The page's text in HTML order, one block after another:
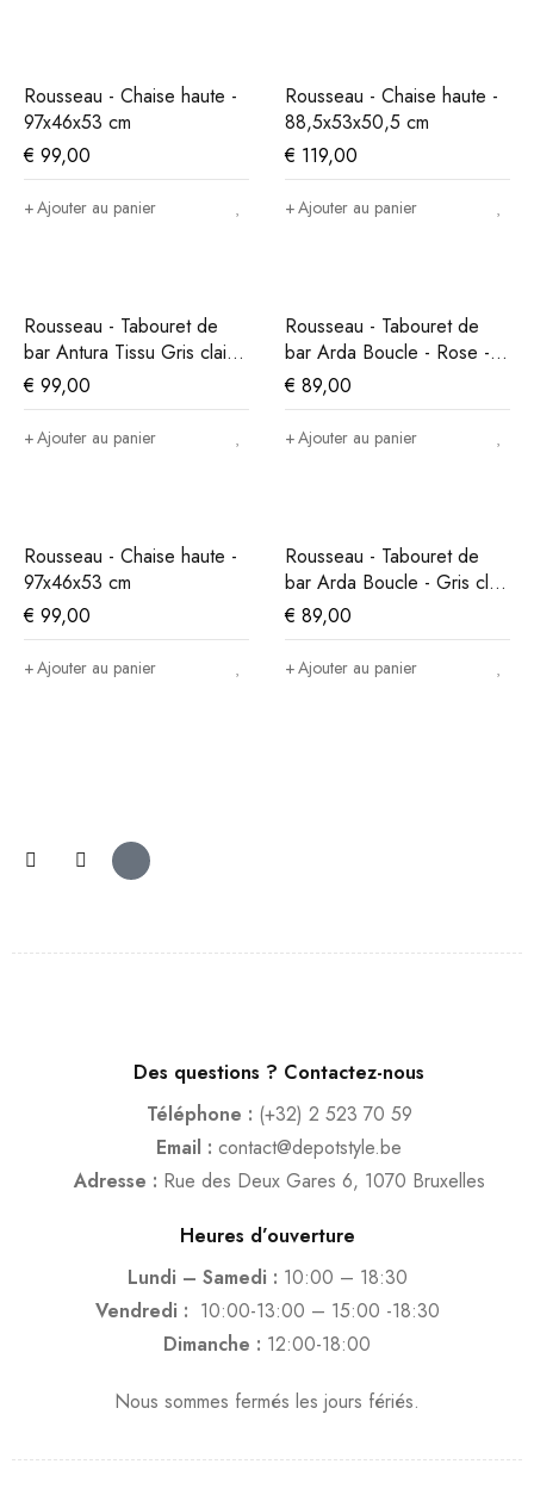
Rousseau - Chaise haute -
97x46x53 cm
€ 99,00
Ajouter au panier
Rousseau - Chaise haute -
88,5x53x50,5 cm
€ 119,00
Ajouter au panier
Rousseau - Tabouret de
bar Antura Tissu Gris clair -
97x46x53 cm
€ 99,00
Ajouter au panier
Rousseau - Tabouret de
bar Arda Boucle - Rose -
86x49x46 cm
€ 89,00
Ajouter au panier
Rousseau - Chaise haute -
97x46x53 cm
€ 99,00
Ajouter au panier
Rousseau - Tabouret de
bar Arda Boucle - Gris clair
- 86x49x46 cm
€ 89,00
Ajouter au panier
Des questions ? Contactez-nous
Téléphone : (+32) 2 523 70 59
Email : contact@depotstyle.be
Adresse : Rue des Deux Gares 6, 1070 Bruxelles
Heures d’ouverture
Lundi – Samedi : 10:00 – 18:30
Vendredi : 10:00-13:00 – 15:00 -18:30
Dimanche : 12:00-18:00
Nous sommes fermés les jours fériés.